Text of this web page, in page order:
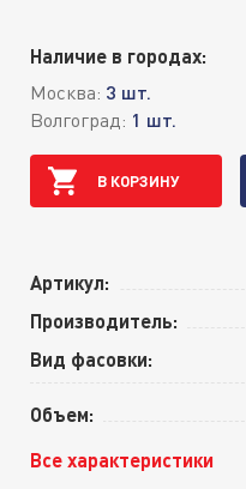
Наличие в городах:
Москва: 3 шт.
Волгоград: 1 шт.
В КОРЗИНУ
Артикул:
Производитель:
Вид фасовки:
Объем:
Все характеристики